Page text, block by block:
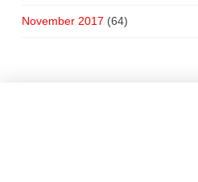
November 2017 (64)